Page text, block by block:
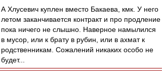
А Хлусевич куплен вместо Бакаева, кмк. У него
летом заканчивается контракт и про продление
пока ничего не слышно. Наверное намылился
в мусор, или к брату в рубин, или в ахмат к
родственникам. Сожалений никаких особо не
будет...